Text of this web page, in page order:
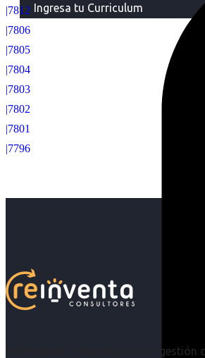
Ingresa tu Curriculum
|7812
|7806
|7805
|7804
|7803
|7802
|7801
|7796
Acompañar a empresas en su